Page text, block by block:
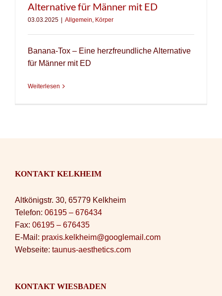
Alternative für Männer mit ED
03.03.2025 Allgemein, Körper
Banana-Tox – Eine herzfreundliche Alternative
für Männer mit ED
Weiterlesen
KONTAKT KELKHEIM
Altkönigstr. 30, 65779 Kelkheim
Telefon: 06195 – 676434
Fax: 06195 – 676435
E-Mail: praxis.kelkheim@googlemail.com
Webseite: taunus-aesthetics.com
KONTAKT WIESBADEN